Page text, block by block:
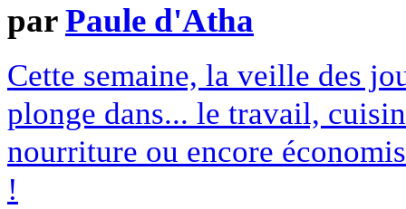
parPaule d'Atha
Cette semaine, la veille des
plonge dans... le travail,
nourriture ou encore
!